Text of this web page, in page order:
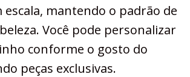
mantendo o padrão de
Você pode personalizar
conforme o gosto do
peças exclusivas.